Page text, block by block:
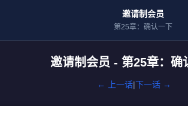
邀请制会员
第25章：确认一下
邀请制会员 - 第25章：确
← 上一话|下一话 →